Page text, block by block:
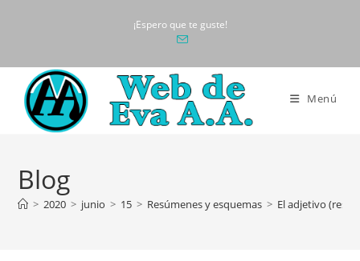
¡Espero que te guste!
Menú
Blog
> 2020 > junio > 15 > Resúmenes y esquemas > El adjetivo